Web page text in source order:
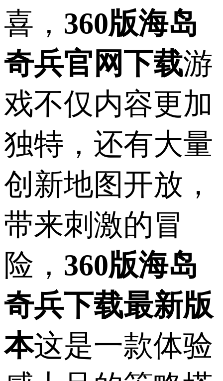
喜， 360版海岛
奇兵官网下载游
戏不仅内容更加
独特，还有大量
创新地图开放，
带来刺激的冒
险， 360版海岛
奇兵下载最新版
本这是一款体验